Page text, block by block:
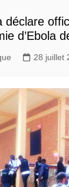
déclare
d’Ebola
28 juillet